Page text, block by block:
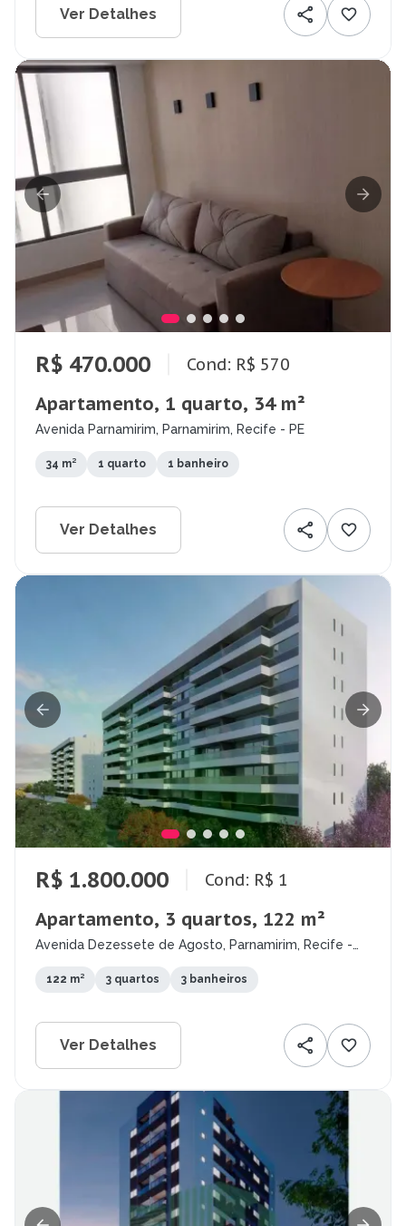
Ver Detalhes
R$ 470.000 Cond: R$ 570
Apartamento, 1 quarto, 34 m²
Avenida Parnamirim, Parnamirim, Recife - PE
34 m² 1 quarto 1 banheiro
Ver Detalhes
R$ 1.800.000 Cond: R$ 1
Apartamento, 3 quartos, 122 m²
Avenida Dezessete de Agosto, Parnamirim, Recife -
122 m² 3 quartos 3 banheiros
Ver Detalhes